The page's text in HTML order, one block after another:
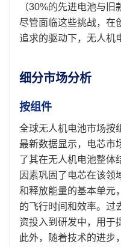
（30%的先进电池与旧
尽管面临这些挑战，在
追求的驱动下，无人机
细分市场分析
按组件
全球无人机电池市场按
最新数据显示，电芯市
了其在无人机电池整体
因素巩固了电芯在该领
和释放能量的基本单元
的飞行时间和效率。过
资投入到研发中，用于
此外，随着技术的进步